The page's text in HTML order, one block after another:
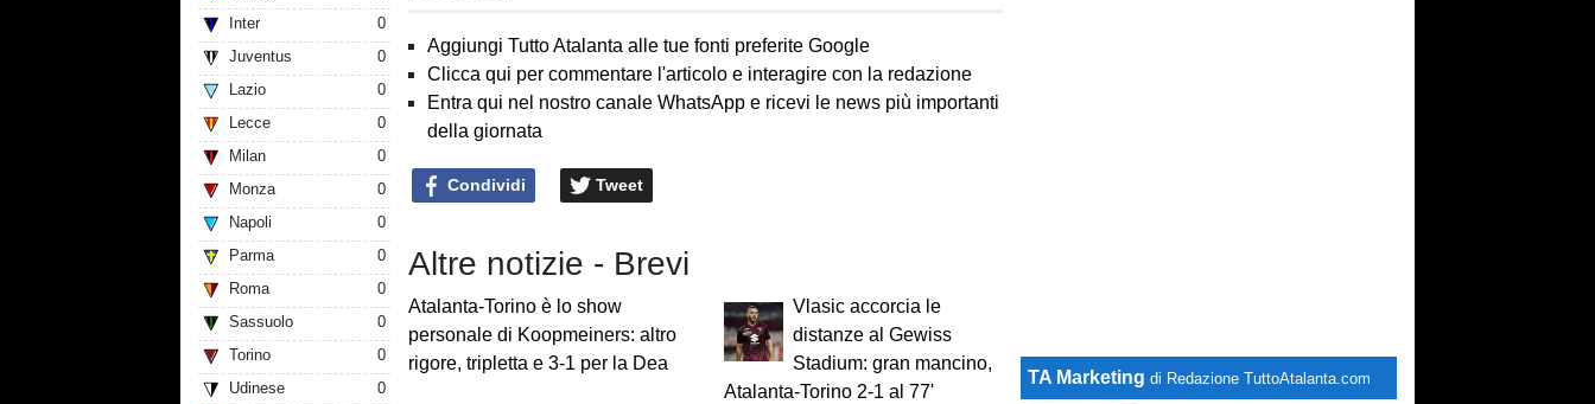
Inter
0
Juventus
0
Lazio
0
Lecce
0
Milan
0
Monza
0
Napoli
0
Parma
0
Roma
0
Sassuolo
0
Torino
0
Udinese
0
Aggiungi Tutto Atalanta alle tue fonti preferite Google
Clicca qui per commentare l'articolo e interagire con la redazione
Entra qui nel nostro canale WhatsApp e ricevi le news più importanti
della giornata
Condividi Tweet
Altre notizie - Brevi
Atalanta-Torino è lo show
personale di Koopmeiners: altro
rigore, tripletta e 3-1 per la Dea
Vlasic accorcia le
distanze al Gewiss
Stadium: gran mancino,
Atalanta-Torino 2-1 al 77'
TA Marketing di Redazione TuttoAtalanta.com